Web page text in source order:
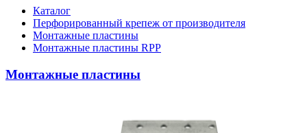
Каталог
Перфорированный крепеж от производителя
Монтажные пластины
Монтажные пластины RPP
Монтажные пластины